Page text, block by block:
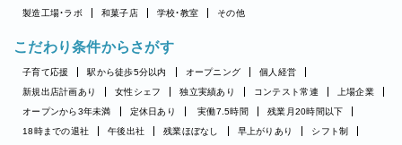
製造工場・ラボ
和菓子店 学校・教室 その他
こだわり条件からさがす
子育て応援 駅から徒歩5分以内 オープニング
個人経営
新規出店計画あり
女性シェフ 独立実績あり コンテスト常連
上場企業
オープンから3年未満
定休日あり 実働7.5時間
残業月20時間以下
18時までの退社
午後出社 残業ほぼなし 早上がりあり
シフト制